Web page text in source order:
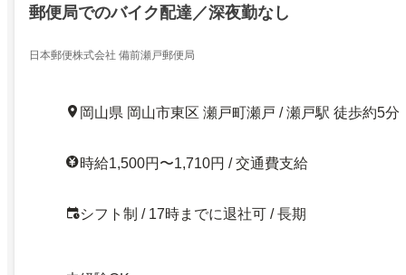
郵便局でのバイク配達／深夜勤なし
日本郵便株式会社 備前瀬戸郵便局
岡山県 岡山市東区 瀬戸町瀬戸 / 瀬戸駅 徒歩約5分
時給1,500円〜1,710円 / 交通費支給
シフト制 / 17時までに退社可 / 長期